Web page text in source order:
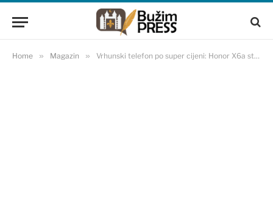
Home » Magazin » Vrhunski telefon po super cijeni: Honor X6a stigao u BH Telecom